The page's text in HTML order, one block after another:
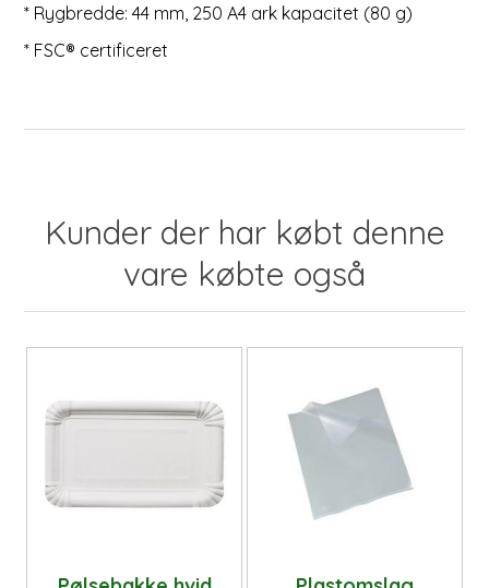
* Rygbredde: 44 mm, 250 A4 ark kapacitet (80 g)
* FSC® certificeret
Kunder der har købt denne
vare købte også